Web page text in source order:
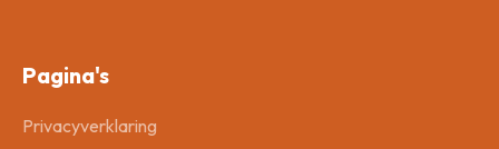
Pagina's
Privacyverklaring